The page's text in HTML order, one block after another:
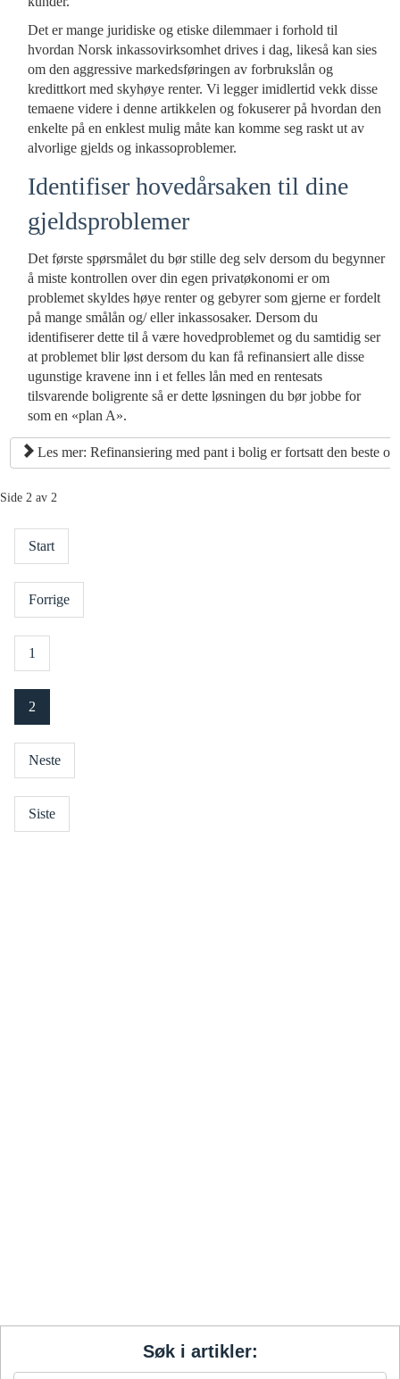
Det er mange juridiske og etiske dilemmaer i forhold til
hvordan Norsk inkassovirksomhet drives i dag, likeså kan sies
om den aggressive markedsføringen av forbrukslån og
kredittkort med skyhøye renter. Vi legger imidlertid vekk disse
temaene videre i denne artikkelen og fokuserer på hvordan den
enkelte på en enklest mulig måte kan komme seg raskt ut av
alvorlige gjelds og inkassoproblemer.
Identifiser hovedårsaken til dine
gjeldsproblemer
Det første spørsmålet du bør stille deg selv dersom du begynner
å miste kontrollen over din egen privatøkonomi er om
problemet skyldes høye renter og gebyrer som gjerne er fordelt
på mange smålån og/ eller inkassosaker. Dersom du
identifiserer dette til å være hovedproblemet og du samtidig ser
at problemet blir løst dersom du kan få refinansiert alle disse
ugunstige kravene inn i et felles lån med en rentesats
tilsvarende boligrente så er dette løsningen du bør jobbe for
som en «plan A».
Les mer: Refinansiering med pant i bolig er fortsatt den beste
Side 2 av 2
Start
Forrige
1
2
Neste
Siste
Søk i artikler: